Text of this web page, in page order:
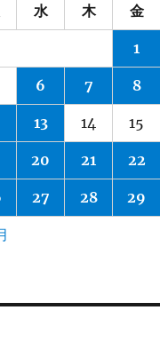
水 木 金
1
6 7 8
13 14 15
20 21 22
27 28 29